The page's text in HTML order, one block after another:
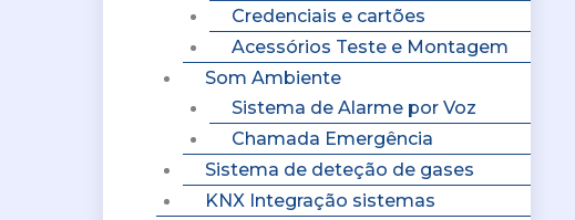
Credenciais e cartões
Acessórios Teste e Montagem
Som Ambiente
Sistema de Alarme por Voz
Chamada Emergência
Sistema de deteção de gases
KNX Integração sistemas